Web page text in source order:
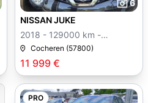
6
11 999 €
NISSAN JUKE
2018 - 129000 km -
Manuelle
Cocheren (57800)
PRO